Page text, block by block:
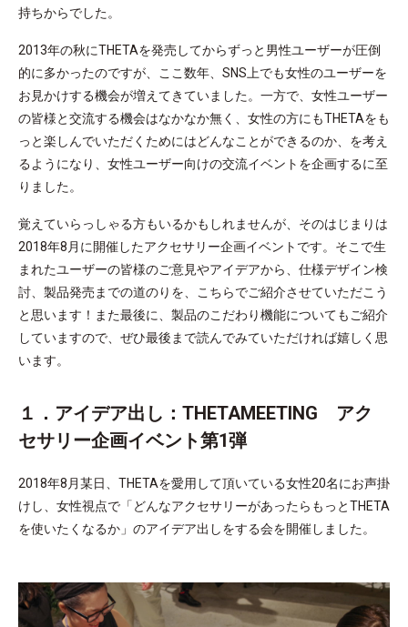
持ちからでした。
2013年の秋にTHETAを発売してからずっと男性ユーザーが圧倒
的に多かったのですが、ここ数年、SNS上でも女性のユーザーを
お見かけする機会が増えてきていました。一方で、女性ユーザー
の皆様と交流する機会はなかなか無く、女性の方にもTHETAをも
っと楽しんでいただくためにはどんなことができるのか、を考え
るようになり、女性ユーザー向けの交流イベントを企画するに至
りました。
覚えていらっしゃる方もいるかもしれませんが、そのはじまりは
2018年8月に開催したアクセサリー企画イベントです。そこで生
まれたユーザーの皆様のご意見やアイデアから、仕様デザイン検
討、製品発売までの道のりを、こちらでご紹介させていただこう
と思います！また最後に、製品のこだわり機能についてもご紹介
していますので、ぜひ最後まで読んでみていただければ嬉しく思
います。
１．アイデア出し：THETAMEETING アク
セサリー企画イベント第1弾
2018年8月某日、THETAを愛用して頂いている女性20名にお声掛
けし、女性視点で「どんなアクセサリーがあったらもっとTHETA
を使いたくなるか」のアイデア出しをする会を開催しました。